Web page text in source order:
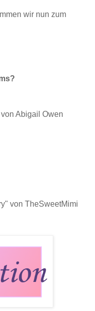
wir nun zum
Abigail Owen
von TheSweetMimi